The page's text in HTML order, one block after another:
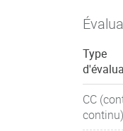
Type
CC
continu)